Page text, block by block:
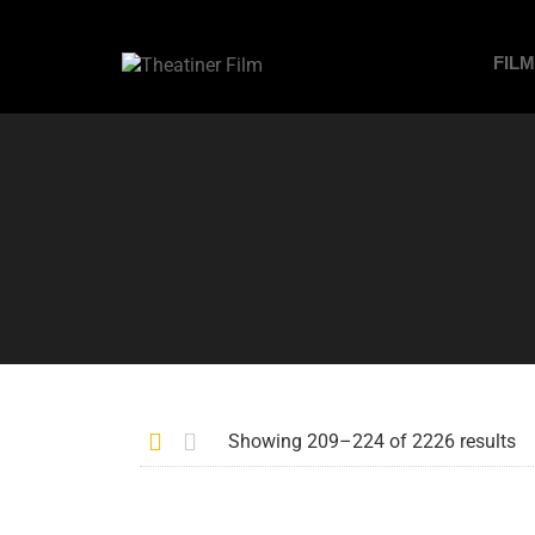
Showing 209–224 of 2226 results